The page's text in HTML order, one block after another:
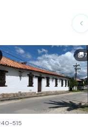
reporte de avalúo
chevron_left
photo_library7
515